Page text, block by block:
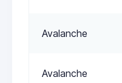
Avalanche
Avalanche